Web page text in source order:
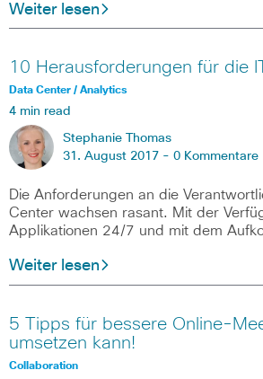
Weiter lesen
10 Herausforderungen für die
Data Center / Analytics
4 min read
Stephanie Thomas
31. August 2017 - 0 Kommentare
Die Anforderungen an die
Center wachsen rasant. Mit der
Applikationen 24/7 und mit dem
Weiter lesen
5 Tipps für bessere Online-
umsetzen kann!
Collaboration